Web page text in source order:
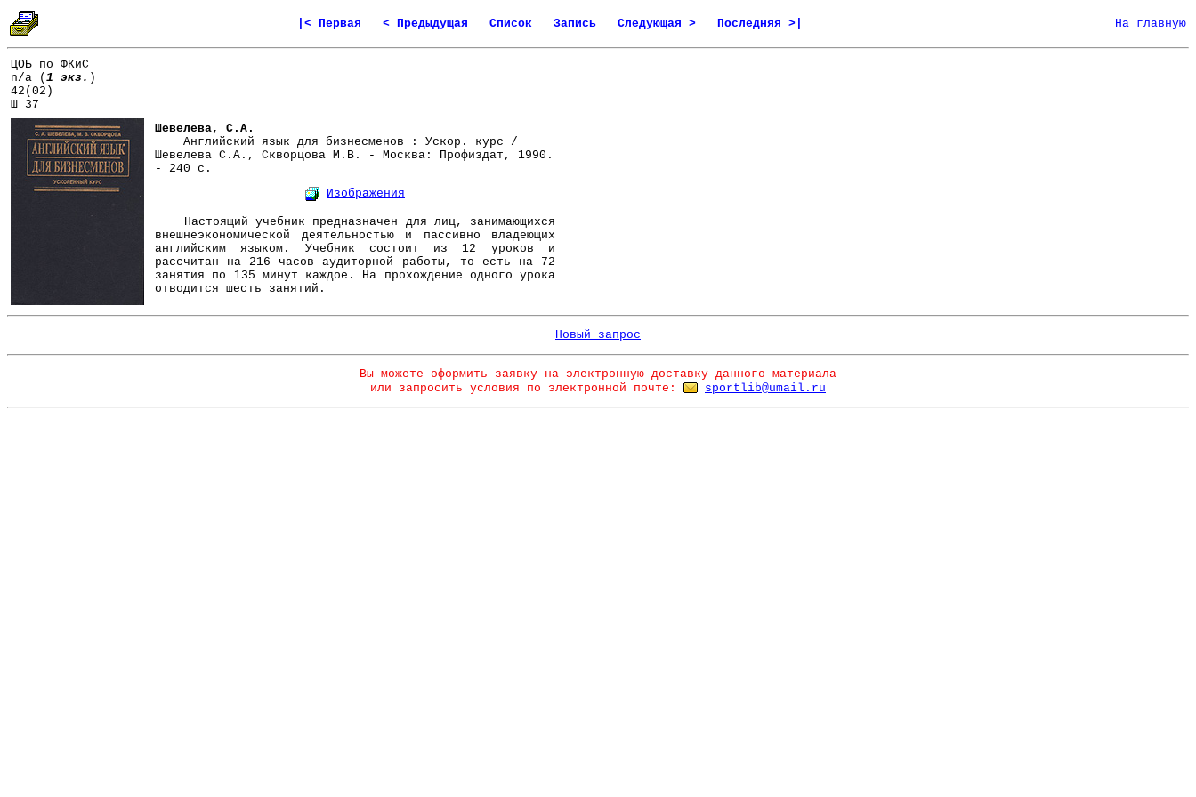
|< Первая < Предыдущая Список Запись Следующая > Последняя >| На главную
ЦОБ по ФКиС
n/a ( 1 экз. )
42(02)
Ш 37
Шевелева, С.А.
Английский язык для бизнесменов : Ускор. курс /
Шевелева С.А., Скворцова М.В. - Москва: Профиздат, 1990.
- 240 с.
Изображения
Настоящий учебник предназначен для лиц, занимающихся
внешнеэкономической деятельностью и пассивно владеющих
английским языком. Учебник состоит из 12 уроков и
рассчитан на 216 часов аудиторной работы, то есть на 72
занятия по 135 минут каждое. На прохождение одного урока
отводится шесть занятий.
Новый запрос
Вы можете оформить заявку на электронную доставку данного материала
или запросить условия по электронной почте:
sportlib@umail.ru